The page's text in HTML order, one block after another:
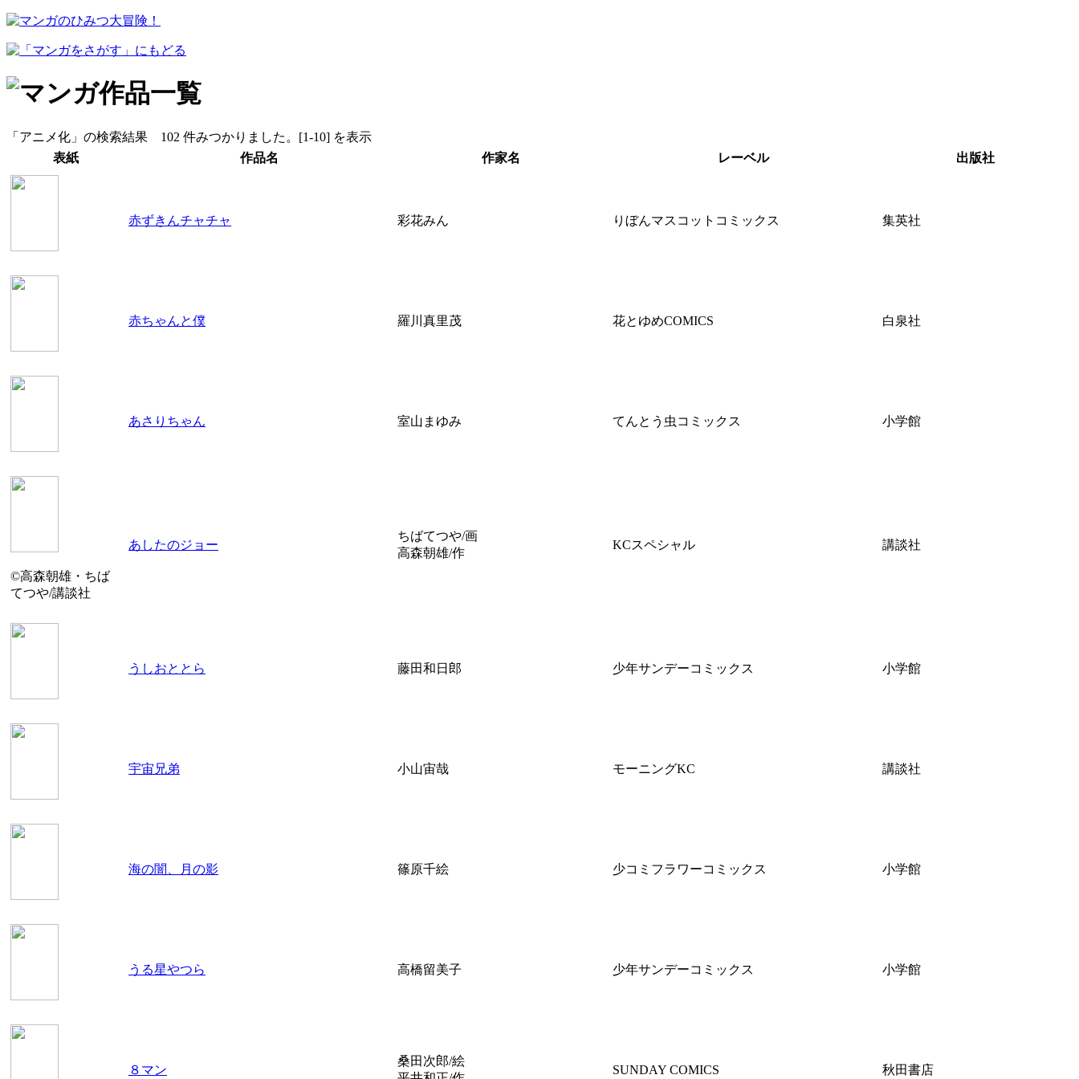
「アニメ化」の検索結果 102 件みつかりました。[1-10] を表示
表紙
作品名 作家名 レーベル 出版社
赤ずきんチャチャ 彩花みん りぼんマスコットコミックス 集英社
赤ちゃんと僕 羅川真里茂 花とゆめCOMICS 白泉社
あさりちゃん 室山まゆみ てんとう虫コミックス 小学館
©高森朝雄・ちば
てつや/講談社
あしたのジョー
ちばてつや/画
高森朝雄/作
KCスペシャル 講談社
うしおととら 藤田和日郎 少年サンデーコミックス 小学館
宇宙兄弟 小山宙哉 モーニングKC 講談社
海の闇、月の影 篠原千絵 少コミフラワーコミックス 小学館
うる星やつら 高橋留美子 少年サンデーコミックス 小学館
８マン
桑田次郎/絵
SUNDAY COMICS 秋田書店